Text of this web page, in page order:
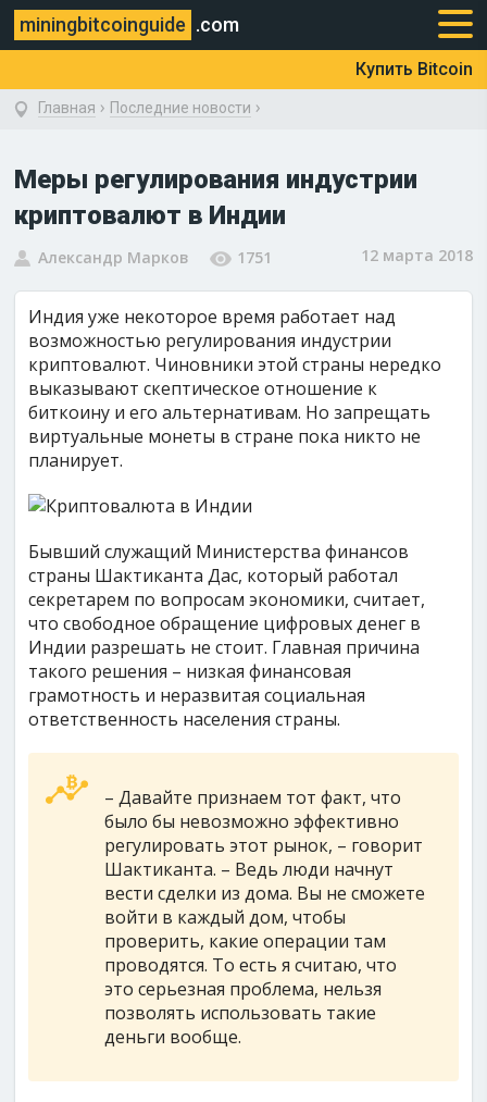
miningbitcoinguide .com
Купить Bitcoin
Главная › Последние новости ›
Меры регулирования индустрии
криптовалют в Индии
Александр Марков 1751 12 марта 2018
Индия уже некоторое время работает над
возможностью регулирования индустрии
криптовалют. Чиновники этой страны нередко
выказывают скептическое отношение к
биткоину и его альтернативам. Но запрещать
виртуальные монеты в стране пока никто не
планирует.
Бывший служащий Министерства финансов
страны Шактиканта Дас, который работал
секретарем по вопросам экономики, считает,
что свободное обращение цифровых денег в
Индии разрешать не стоит. Главная причина
такого решения – низкая финансовая
грамотность и неразвитая социальная
ответственность населения страны.
– Давайте признаем тот факт, что
было бы невозможно эффективно
регулировать этот рынок, – говорит
Шактиканта. – Ведь люди начнут
вести сделки из дома. Вы не сможете
войти в каждый дом, чтобы
проверить, какие операции там
проводятся. То есть я считаю, что
это серьезная проблема, нельзя
позволять использовать такие
деньги вообще.